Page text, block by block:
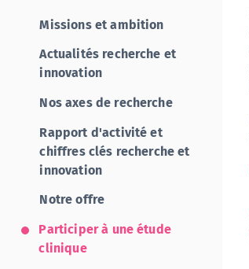
Missions et ambition
Actualités recherche et
innovation
Nos axes de recherche
Rapport d'activité et
chiffres clés recherche et
innovation
Notre offre
Participer à une étude
clinique